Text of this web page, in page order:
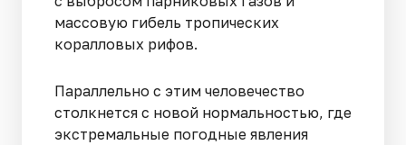
массовую гибель тропических
коралловых рифов.
Параллельно с этим человечество
столкнется с новой нормальностью, где
экстремальные погодные явления